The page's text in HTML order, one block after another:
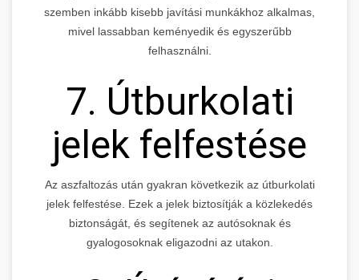
szemben inkább kisebb javítási munkákhoz alkalmas,
mivel lassabban keményedik és egyszerűbb
felhasználni.
7. Útburkolati
jelek felfestése
Az aszfaltozás után gyakran következik az útburkolati
jelek felfestése. Ezek a jelek biztosítják a közlekedés
biztonságát, és segítenek az autósoknak és
gyalogosoknak eligazodni az utakon.